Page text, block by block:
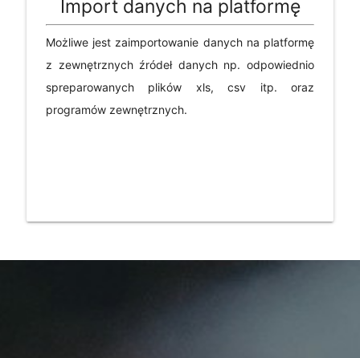
Import danych na platformę
Możliwe jest zaimportowanie danych na platformę
z zewnętrznych źródeł danych np. odpowiednio
spreparowanych plików xls, csv itp. oraz
programów zewnętrznych.